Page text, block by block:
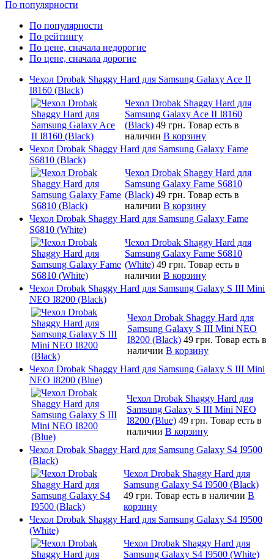
По популярности
По популярности
По рейтингу
По цене, сначала недорогие
По цене, сначала дорогие
Чехол Drobak Shaggy Hard для Samsung Galaxy Ace II
I8160 (Black)
Чехол Drobak Shaggy Hard для
Samsung Galaxy Ace II I8160
(Black) 49 грн. Товар есть в
наличии В корзину
Чехол Drobak Shaggy Hard для Samsung Galaxy Fame
S6810 (Black)
Чехол Drobak Shaggy Hard для
Samsung Galaxy Fame S6810
(Black) 49 грн. Товар есть в
наличии В корзину
Чехол Drobak Shaggy Hard для Samsung Galaxy Fame
S6810 (White)
Чехол Drobak Shaggy Hard для
Samsung Galaxy Fame S6810
(White) 49 грн. Товар есть в
наличии В корзину
Чехол Drobak Shaggy Hard для Samsung Galaxy S III Mini
NEO I8200 (Black)
Чехол Drobak Shaggy Hard для
Samsung Galaxy S III Mini NEO
I8200 (Black) 49 грн. Товар есть в
наличии В корзину
Чехол Drobak Shaggy Hard для Samsung Galaxy S III Mini
NEO I8200 (Blue)
Чехол Drobak Shaggy Hard для
Samsung Galaxy S III Mini NEO
I8200 (Blue) 49 грн. Товар есть в
наличии В корзину
Чехол Drobak Shaggy Hard для Samsung Galaxy S4 I9500
(Black)
Чехол Drobak Shaggy Hard для
Samsung Galaxy S4 I9500 (Black)
49 грн. Товар есть в наличии В
корзину
Чехол Drobak Shaggy Hard для Samsung Galaxy S4 I9500
(White)
Чехол Drobak Shaggy Hard для
Samsung Galaxy S4 I9500 (White)